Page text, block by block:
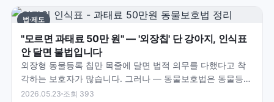
법·제도
"모르면 과태료 50만 원" — '외장칩' 단 강아지, 인식표
안 달면 불법입니다
외장형 동물등록 칩만 목줄에 달면 법적 의무를 다했다고 착
각하는 보호자가 많습니다. 그러나 — 동물보호법은 동물등록
과 인식표를 별개의 의무로 규정합니다. 외장칩에 동물등록…
2026.05.23 조회 393